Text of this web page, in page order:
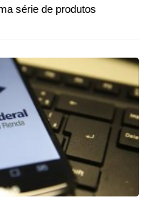
série de produtos